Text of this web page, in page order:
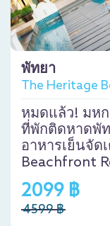
พัทยา
The Heritage
หมดแล้ว! มห
ที่พักติดหาดพัท
อาหารเย็นจัด
Beachfront
2099 ฿
4599 ฿